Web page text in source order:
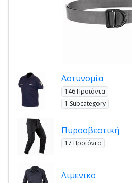
Αστυνομία
146 Προϊόντα
1 Subcategory
Πυροσβεστική
17 Προϊόντα
Λιμενικο